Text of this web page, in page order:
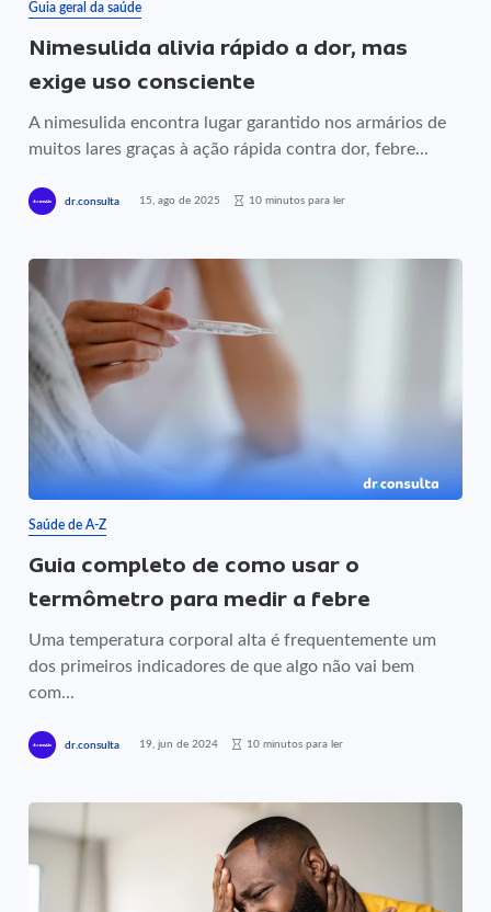
Guia geral da saúde
Nimesulida alivia rápido a dor, mas
exige uso consciente
A nimesulida encontra lugar garantido nos armários de
muitos lares graças à ação rápida contra dor, febre...
dr.consulta 15, ago de 2025 10 minutos para ler
Saúde de A-Z
Guia completo de como usar o
termômetro para medir a febre
Uma temperatura corporal alta é frequentemente um
dos primeiros indicadores de que algo não vai bem
com...
dr.consulta 19, jun de 2024 10 minutos para ler